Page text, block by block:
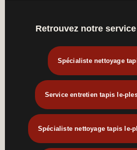
Retrouvez notre
Spécialiste nettoyage
Service entretien tapis le-
Spécialiste nettoyage tapis le-